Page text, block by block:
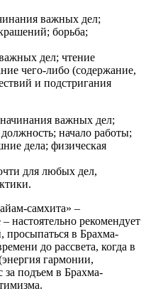
важных дел;
борьба;
дел; чтение
чего-либо (содержание,
и подстригания
важных дел;
начало работы;
дела; физическая
для любых дел,
самхита» –
настоятельно рекомендует
просыпаться в Брахма-
до рассвета, когда в
гармонии,
за подъем в Брахма-